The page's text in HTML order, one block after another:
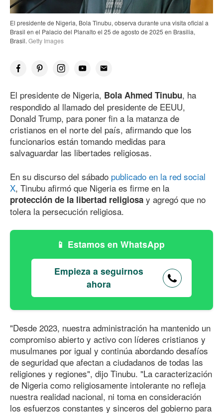
El presidente de Nigeria, Bola Tinubu, observa durante una visita oficial a
Brasil en el Palacio del Planalto el 25 de agosto de 2025 en Brasilia,
Brasil. Getty Images
El presidente de Nigeria, Bola Ahmed Tinubu, ha
respondido al llamado del presidente de EEUU,
Donald Trump, para poner fin a la matanza de
cristianos en el norte del país, afirmando que los
funcionarios están tomando medidas para
salvaguardar las libertades religiosas.
En su discurso del sábado publicado en la red social
X, Tinubu afirmó que Nigeria es firme en la
protección de la libertad religiosa y agregó que no
tolera la persecución religiosa.
Estamos en WhatsApp
Empieza a seguirnos
ahora
"Desde 2023, nuestra administración ha mantenido un
compromiso abierto y activo con líderes cristianos y
musulmanes por igual y continúa abordando desafíos
de seguridad que afectan a ciudadanos de todas las
religiones y regiones", dijo Tinubu. "La caracterización
de Nigeria como religiosamente intolerante no refleja
nuestra realidad nacional, ni toma en consideración
los esfuerzos constantes y sinceros del gobierno para